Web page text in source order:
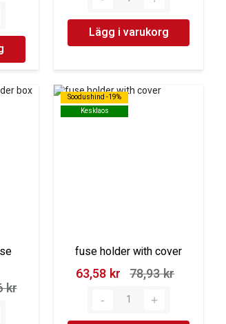
Lägg i varukorg
kr‎
Soodushind -19%
Kesklaos
Soodushind -19%
Kesklaos
fuse holder with cover
63,58 kr‎ 78,93 kr‎